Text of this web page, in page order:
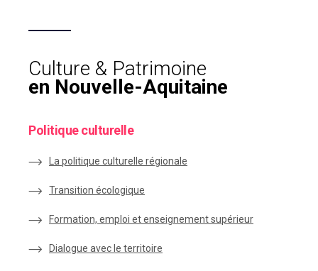
Culture & Patrimoine
en Nouvelle-Aquitaine
Politique culturelle
La politique culturelle régionale
Transition écologique
Formation, emploi et enseignement supérieur
Dialogue avec le territoire